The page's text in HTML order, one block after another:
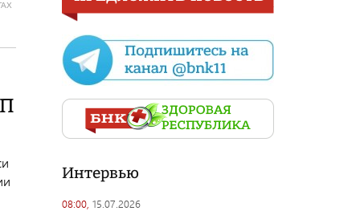
Интервью
08:00, 15.07.2026